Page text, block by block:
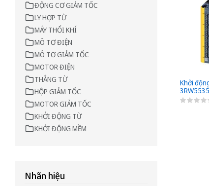
ĐỘNG CƠ GIẢM TỐC
LY HỢP TỪ
MÁY THỔI KHÍ
MÔ TƠ ĐIỆN
MÔ TƠ GIẢM TỐC
MOTOR ĐIỆN
THẮNG TỪ
HỘP GIẢM TỐC
MOTOR GIẢM TỐC
KHỞI ĐỘNG TỪ
KHỞI ĐỘNG MỀM
Nhãn hiệu
Khởi